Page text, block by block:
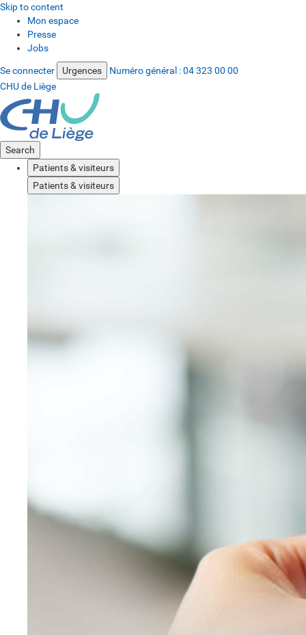
Skip to content
Mon espace
Presse
Jobs
Se connecter Urgences Numéro général :04 323 00 00
CHU de Liège
Search
Patients & visiteurs
Patients & visiteurs